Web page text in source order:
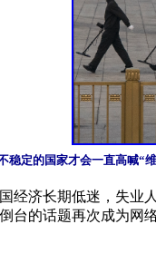
稳定的国家才会一直高喊“
经济长期低迷，失业
台的话题再次成为网